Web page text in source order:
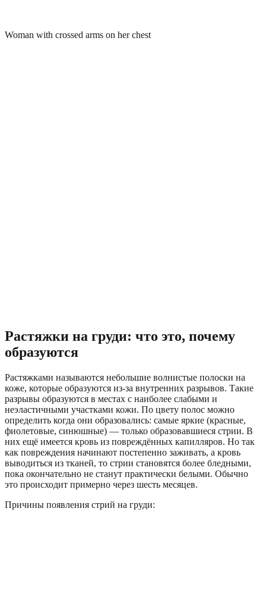
Woman with crossed arms on her chest
Растяжки на груди: что это, почему
образуются
Растяжками называются небольшие волнистые полоски на
коже, которые образуются из-за внутренних разрывов. Такие
разрывы образуются в местах с наиболее слабыми и
неэластичными участками кожи. По цвету полос можно
определить когда они образовались: самые яркие (красные,
фиолетовые, синюшные) — только образовавшиеся стрии. В
них ещё имеется кровь из повреждённых капилляров. Но так
как повреждения начинают постепенно заживать, а кровь
выводиться из тканей, то стрии становятся более бледными,
пока окончательно не станут практически белыми. Обычно
это происходит примерно через шесть месяцев.
Причины появления стрий на груди: